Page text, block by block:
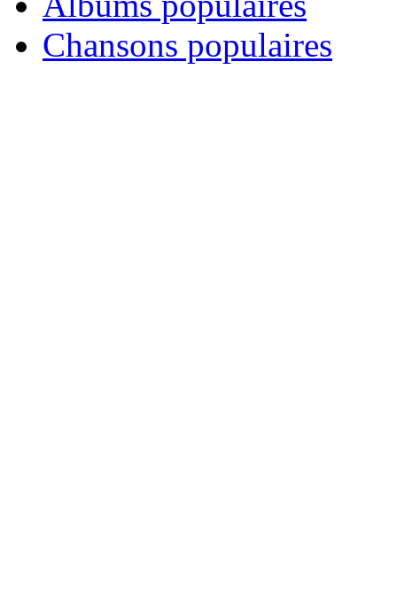
Chansons populaires